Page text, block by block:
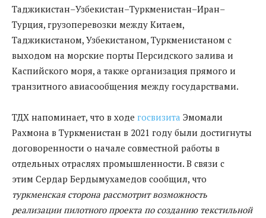
Таджикистан–Узбекистан–Туркменистан–Иран–
Турция, грузоперевозки между Китаем,
Таджикистаном, Узбекистаном, Туркменистаном с
выходом на морские порты Персидского залива и
Каспийского моря, а также организация прямого и
транзитного авиасообщения между государствами.
ТДХ напоминает, что в ходе госвизита Эмомали
Рахмона в Туркменистан в 2021 году были достигнуты
договоренности о начале совместной работы в
отдельных отраслях промышленности. В связи с
этим Сердар Бердымухамедов сообщил, что
туркменская сторона рассмотрит возможность
реализации пилотного проекта по созданию текстильной